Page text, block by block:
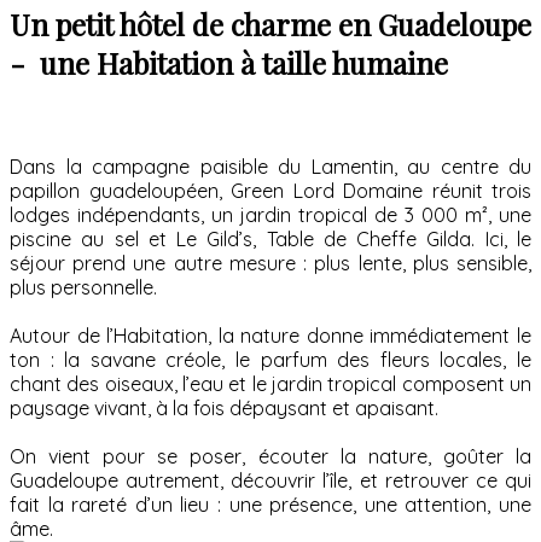
Un petit hôtel de charme en Guadeloupe
- une Habitation à taille humaine
Dans la campagne paisible du Lamentin, au centre du
papillon guadeloupéen, Green Lord Domaine réunit trois
lodges indépendants, un jardin tropical de 3 000 m², une
piscine au sel et Le Gild’s, Table de Cheffe Gilda. Ici, le
séjour prend une autre mesure : plus lente, plus sensible,
plus personnelle.
Autour de l’Habitation, la nature donne immédiatement le
ton : la savane créole, le parfum des fleurs locales, le
chant des oiseaux, l’eau et le jardin tropical composent un
paysage vivant, à la fois dépaysant et apaisant.
On vient pour se poser, écouter la nature, goûter la
Guadeloupe autrement, découvrir l’île, et retrouver ce qui
fait la rareté d’un lieu : une présence, une attention, une
âme.